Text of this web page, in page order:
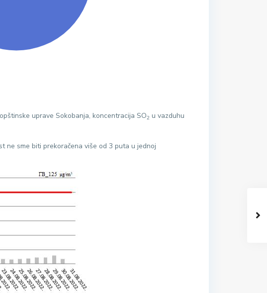
uprave Sokobanja, koncentracija SO2 u vazduhu
ne sme biti prekoračena više od 3 puta u jednoj